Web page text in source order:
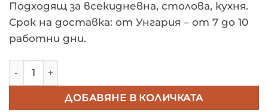
Подходящ за всекидневна, столова, кухня.
Срок на доставка: от Унгария – от 7 до 10
работни дни.
количество за ПЕНДЕЛ RABALUX ROUND 4780
ДОБАВЯНЕ В КОЛИЧКАТА